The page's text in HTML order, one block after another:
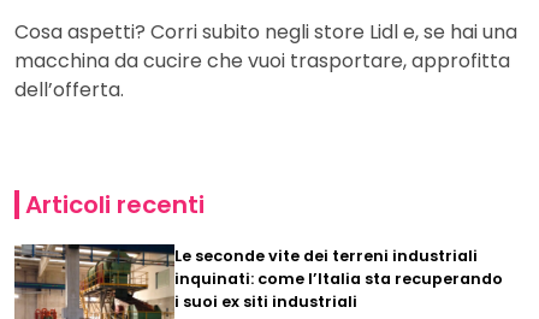
Cosa aspetti? Corri subito negli store Lidl e, se hai una
macchina da cucire che vuoi trasportare, approfitta
dell’offerta.
Articoli recenti
Le seconde vite dei terreni industriali
inquinati: come l’Italia sta recuperando
i suoi ex siti industriali